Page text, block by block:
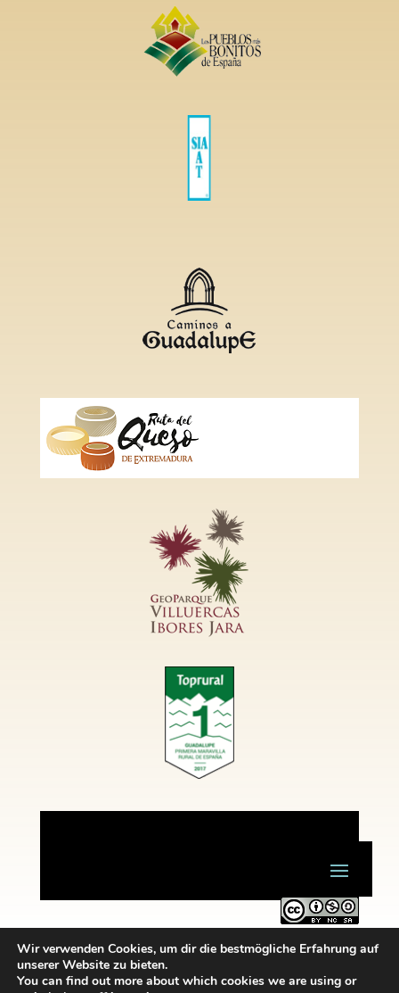
Este obra está bajo una licencia de Creative Commons
Reconocimiento-NoComercial-CompartirIgual 4.0
Internacional.
Wir verwenden Cookies, um dir die bestmögliche Erfahrung auf
unserer Website zu bieten.
You can find out more about which cookies we are using or